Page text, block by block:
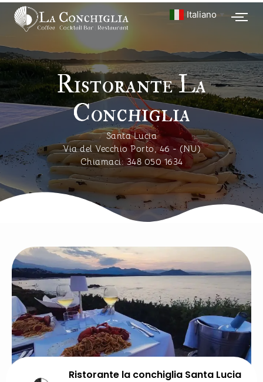
Italiano
Santa Lucia
Via del Vecchio Porto, 46 - (NU)
Chiamaci: 348 050 1634
Ristorante La
Conchiglia
Ristorante la conchiglia Santa Lucia